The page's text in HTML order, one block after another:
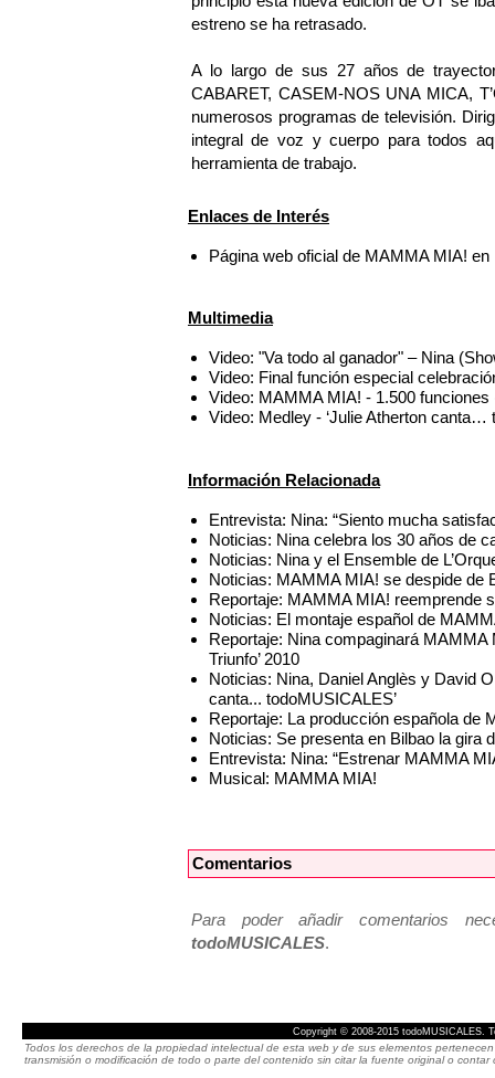
estreno se ha retrasado.
A lo largo de sus 27 años de
CABARET, CASEM-NOS UNA MICA,
numerosos programas de televisión.
integral de voz y cuerpo para todos
herramienta de trabajo.
Enlaces de Interés
Página web oficial de MAMMA MIA! en
Multimedia
Video: "Va todo al ganador" – Nina
Video: Final función especial
Video: MAMMA MIA! - 1.500
Video: Medley - ‘Julie Atherton canta…
Información Relacionada
Entrevista: Nina: “Siento mucha
Noticias: Nina celebra los 30 años de
Noticias: Nina y el Ensemble de
Noticias: MAMMA MIA! se despide de
Reportaje: MAMMA MIA! reemprende
Noticias: El montaje español de
Reportaje: Nina compaginará MAMMA
Triunfo’ 2010
Noticias: Nina, Daniel Anglès y David
canta... todoMUSICALES’
Reportaje: La producción española de
Noticias: Se presenta en Bilbao la gira
Entrevista: Nina: “Estrenar MAMMA
Musical: MAMMA MIA!
Comentarios
Para poder añadir comentarios
todoMUSICALES.
Copyright © 2008-2015 todoMUSICALES.
Todos los derechos de la propiedad intelectual de esta web y de sus elementos
transmisión o modificación de todo o parte del contenido sin citar la fuente original o